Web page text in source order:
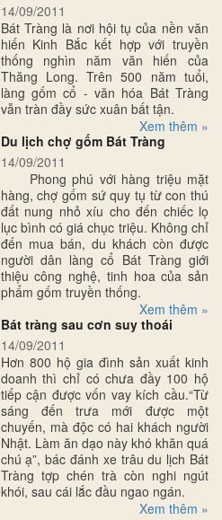
14/09/2011
Bát Tràng là nơi hội tụ của nền văn
hiến Kinh Bắc kết hợp với truyền
thống nghìn năm văn hiến của
Thăng Long. Trên 500 năm tuổi,
làng gốm cổ - văn hóa Bát Tràng
vẫn tràn đầy sức xuân bất tận.
Xem thêm »
Du lịch chợ gốm Bát Tràng
14/09/2011
Phong phú với hàng triệu mặt
hàng, chợ gốm sứ quy tụ từ con thú
đất nung nhỏ xíu cho đến chiếc lọ
lục bình có giá chục triệu. Không chỉ
đến mua bán, du khách còn được
người dân làng cổ Bát Tràng giới
thiệu công nghệ, tinh hoa của sản
phẩm gốm truyền thống.
Xem thêm »
Bát tràng sau cơn suy thoái
14/09/2011
Hơn 800 hộ gia đình sản xuất kinh
doanh thì chỉ có chưa đầy 100 hộ
tiếp cận được vốn vay kích cầu.“Từ
sáng đến trưa mới được một
chuyến, mà độc có hai khách người
Nhật. Làm ăn dạo này khó khăn quá
chú ạ”, bác đánh xe trâu du lịch Bát
Tràng tợp chén trà còn nghi ngút
khói, sau cái lắc đầu ngao ngán.
Xem thêm »